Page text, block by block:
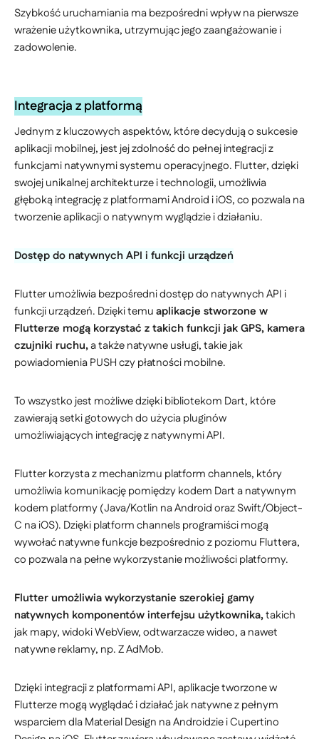
Szybkość uruchamiania ma bezpośredni wpływ na pierwsze
wrażenie użytkownika, utrzymując jego zaangażowanie i
zadowolenie.
Integracja z platformą
Jednym z kluczowych aspektów, które decydują o sukcesie
aplikacji mobilnej, jest jej zdolność do pełnej integracji z
funkcjami natywnymi systemu operacyjnego. Flutter, dzięki
swojej unikalnej architekturze i technologii, umożliwia
głęboką integrację z platformami Android i iOS, co pozwala na
tworzenie aplikacji o natywnym wyglądzie i działaniu.
Dostęp do natywnych API i funkcji urządzeń
Flutter umożliwia bezpośredni dostęp do natywnych API i
funkcji urządzeń. Dzięki temuaplikacje stworzone w
Flutterze mogą korzystać z takich funkcji jak GPS, kamera
czujniki ruchu,a także natywne usługi, takie jak
powiadomienia PUSH czy płatności mobilne.
To wszystko jest możliwe dzięki bibliotekom Dart, które
zawierają setki gotowych do użycia pluginów
umożliwiających integrację z natywnymi API.
Flutter korzysta z mechanizmu platform channels, który
umożliwia komunikację pomiędzy kodem Dart a natywnym
kodem platformy (Java/Kotlin na Android oraz Swift/Object-
C na iOS). Dzięki platform channels programiści mogą
wywołać natywne funkcje bezpośrednio z poziomu Fluttera,
co pozwala na pełne wykorzystanie możliwości platformy.
Flutter umożliwia wykorzystanie szerokiej gamy
natywnych komponentów interfejsu użytkownika,takich
jak mapy, widoki WebView, odtwarzacze wideo, a nawet
natywne reklamy, np. Z AdMob.
Dzięki integracji z platformami API, aplikacje tworzone w
Flutterze mogą wyglądać i działać jak natywne z pełnym
wsparciem dla Material Design na Androidzie i Cupertino